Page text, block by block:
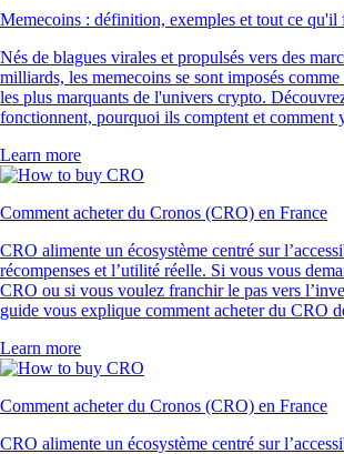
Memecoins : définition, exemples et tout ce qu'il
Nés de blagues virales et propulsés vers des
milliards, les memecoins se sont imposés
les plus marquants de l'univers crypto.
fonctionnent, pourquoi ils comptent et comment
Learn more
Comment acheter du Cronos (CRO) en France
CRO alimente un écosystème centré sur
récompenses et l’utilité réelle. Si vous vous
CRO ou si vous voulez franchir le pas vers
guide vous explique comment acheter du CRO
Learn more
Comment acheter du Cronos (CRO) en France
CRO alimente un écosystème centré sur